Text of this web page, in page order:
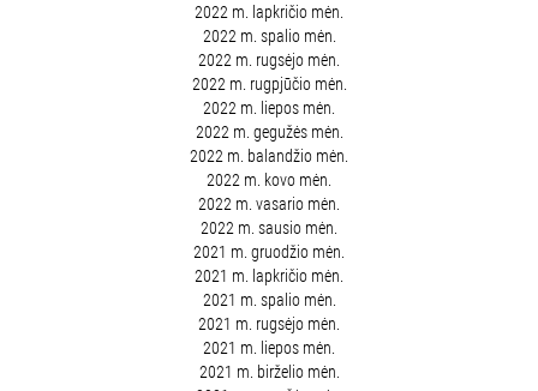
2022 m. lapkričio mėn.
2022 m. spalio mėn.
2022 m. rugsėjo mėn.
2022 m. rugpjūčio mėn.
2022 m. liepos mėn.
2022 m. gegužės mėn.
2022 m. balandžio mėn.
2022 m. kovo mėn.
2022 m. vasario mėn.
2022 m. sausio mėn.
2021 m. gruodžio mėn.
2021 m. lapkričio mėn.
2021 m. spalio mėn.
2021 m. rugsėjo mėn.
2021 m. liepos mėn.
2021 m. birželio mėn.